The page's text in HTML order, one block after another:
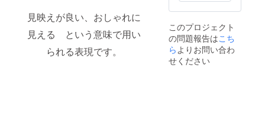
見映えが良い、おしゃれに
見える という意味で用い
られる表現です。
このプロジェクト
の問題報告はこち
ら よりお問い合わ
せください